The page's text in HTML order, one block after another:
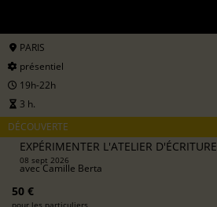
PARIS
présentiel
19h-22h
3 h.
DÉCOUVERTE
EXPÉRIMENTER L'ATELIER D'ÉCRITURE
08 sept 2026
avecCamille Berta
50 €
pour les particuliers